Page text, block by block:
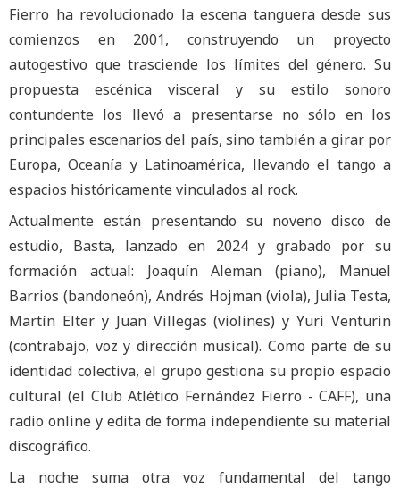
Fierro ha revolucionado la escena tanguera desde sus
comienzos en 2001, construyendo un proyecto
autogestivo que trasciende los límites del género. Su
propuesta escénica visceral y su estilo sonoro
contundente los llevó a presentarse no sólo en los
principales escenarios del país, sino también a girar por
Europa, Oceanía y Latinoamérica, llevando el tango a
espacios históricamente vinculados al rock.
Actualmente están presentando su noveno disco de
estudio, Basta, lanzado en 2024 y grabado por su
formación actual: Joaquín Aleman (piano), Manuel
Barrios (bandoneón), Andrés Hojman (viola), Julia Testa,
Martín Elter y Juan Villegas (violines) y Yuri Venturin
(contrabajo, voz y dirección musical). Como parte de su
identidad colectiva, el grupo gestiona su propio espacio
cultural (el Club Atlético Fernández Fierro - CAFF), una
radio online y edita de forma independiente su material
discográfico.
La noche suma otra voz fundamental del tango